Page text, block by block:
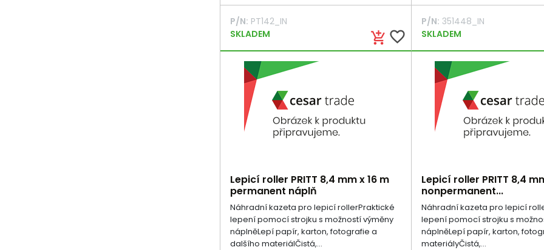
add_shopping_cart favorite_border
P/N: PT142_IN
SKLADEM
P/N: 351448_IN
SKLADEM
Lepicí roller PRITT 8,4 mm x 16 m
permanent náplň
Náhradní kazeta pro lepicí rollerPraktické
lepení pomocí strojku s možností výměny
náplněLepí papír, karton, fotografie a
dalšího materiálČistá,...
Lepicí roller PRITT 8,4
nonpermanent...
Náhradní kazeta pro lepicí
lepení pomocí strojku s
náplněLepí papír, karton,
materiályČistá,...